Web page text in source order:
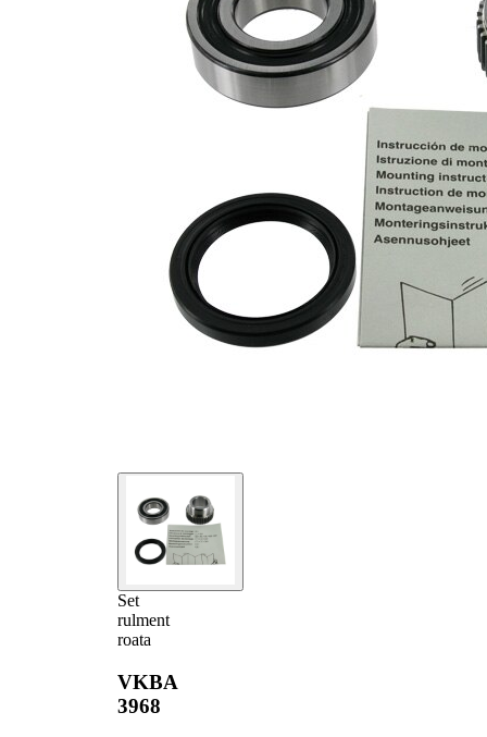
Set
rulment
roata
VKBA
3968
Diametru
exterior
62 mm
completare/Info
suplimentar 2
cu inel
etansare
Listă de piese de schimb
Cantitate
ghidare,butuc
SKF02304 1
Simering ax